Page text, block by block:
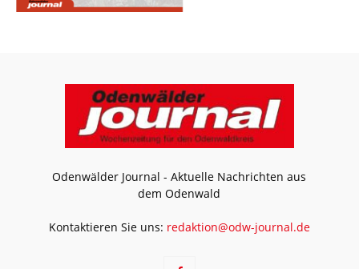
Odenwälder Journal - Aktuelle Nachrichten aus
dem Odenwald
Kontaktieren Sie uns: redaktion@odw-journal.de